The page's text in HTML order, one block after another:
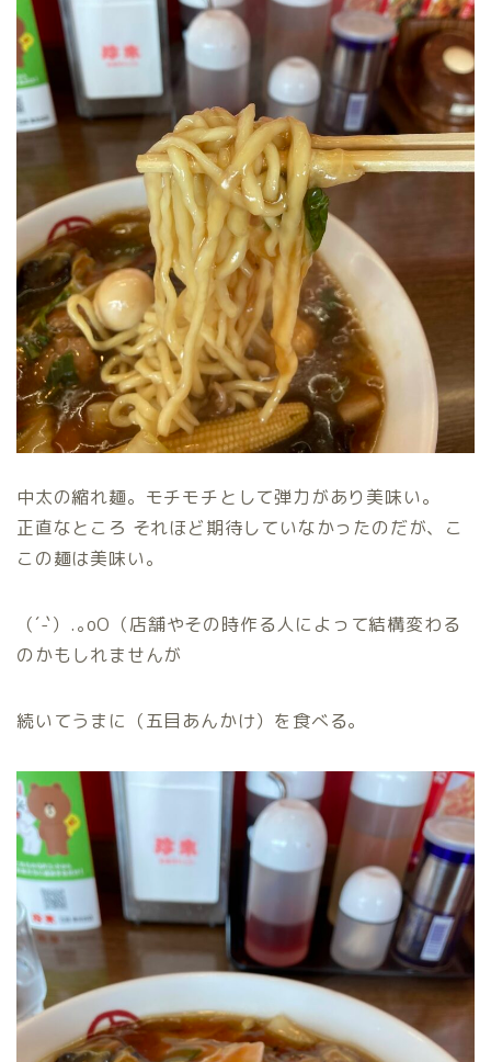
中太の縮れ麺。モチモチとして弾力があり美味い。
正直なところ それほど期待していなかったのだが、こ
この麺は美味い。
（´-`）.｡oO（店舗やその時作る人によって結構変わる
のかもしれませんが
続いてうまに（五目あんかけ）を食べる。